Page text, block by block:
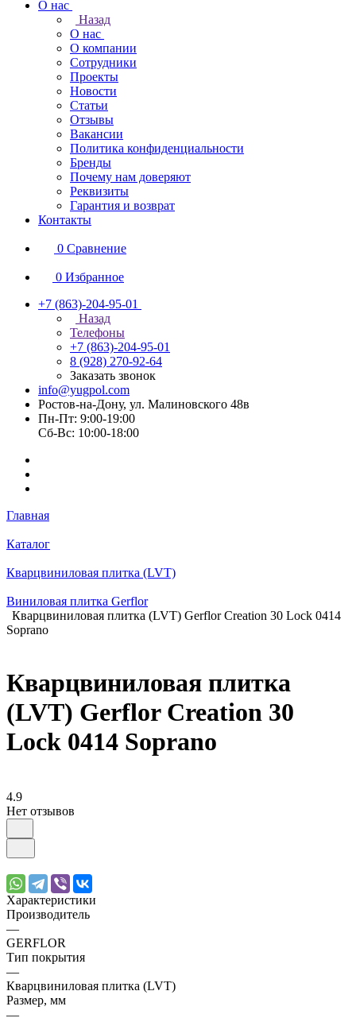
О нас
Назад
О нас
О компании
Сотрудники
Проекты
Новости
Статьи
Отзывы
Вакансии
Политика конфиденциальности
Бренды
Почему нам доверяют
Реквизиты
Гарантия и возврат
Контакты
0 Сравнение
0 Избранное
+7 (863)-204-95-01
Назад
Телефоны
+7 (863)-204-95-01
8 (928) 270-92-64
Заказать звонок
info@yugpol.com
Ростов-на-Дону, ул. Малиновского 48в
Пн-Пт: 9:00-19:00
Cб-Вс: 10:00-18:00
Главная
Каталог
Кварцвиниловая плитка (LVT)
Виниловая плитка Gerflor
Кварцвиниловая плитка (LVT) Gerflor Creation 30 Lock 0414
Soprano
Кварцвиниловая плитка
(LVT) Gerflor Creation 30
Lock 0414 Soprano
4.9
Нет отзывов
Характеристики
Производитель
—
GERFLOR
Тип покрытия
—
Кварцвиниловая плитка (LVT)
Размер, мм
—